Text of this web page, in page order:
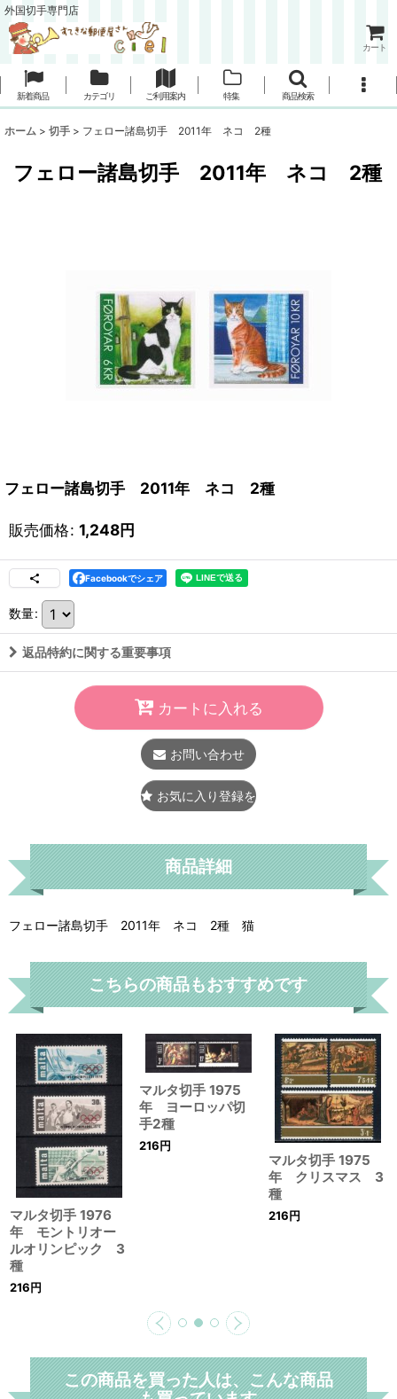
外国切手専門店
カート
新着商品 カテゴリ ご利用案内 特集 商品検索
ホーム > 切手 > フェロー諸島切手 2011年 ネコ 2種
フェロー諸島切手 2011年 ネコ 2種
フェロー諸島切手 2011年 ネコ 2種
販売価格: 1,248円
Facebookでシェア
数量:
返品特約に関する重要事項
カートに入れる
お問い合わせ
お気に入り登録をする
商品詳細
フェロー諸島切手 2011年 ネコ 2種 猫
こちらの商品もおすすめです
マルタ切手 1976
年 モントリオー
ルオリンピック 3
種
216円
マルタ切手 1975
年 ヨーロッパ切
手2種
216円
マルタ切手 1975
年 クリスマス 3
種
216円
この商品を買った人は、こんな商品